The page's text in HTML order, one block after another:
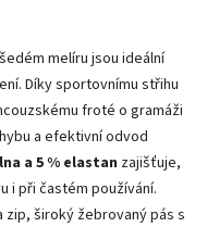
melíru jsou ideální
Díky sportovnímu střihu
froté o gramáži
a efektivní odvod
a 5 % elastan zajišťuje,
i při častém používání.
široký žebrovaný pás s